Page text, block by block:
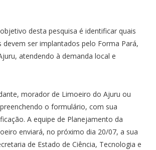
desta pesquisa é identificar quais
devem ser implantados pelo Forma Pará,
atendendo à demanda local e
morador de Limoeiro do Ajuru ou
o formulário, com sua
A equipe de Planejamento da
enviará, no próximo dia 20/07, a sua
de Estado de Ciência, Tecnologia e